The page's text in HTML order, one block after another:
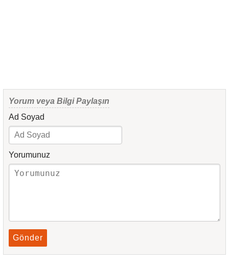
Yorum veya Bilgi Paylaşın
Ad Soyad
Yorumunuz
Gönder